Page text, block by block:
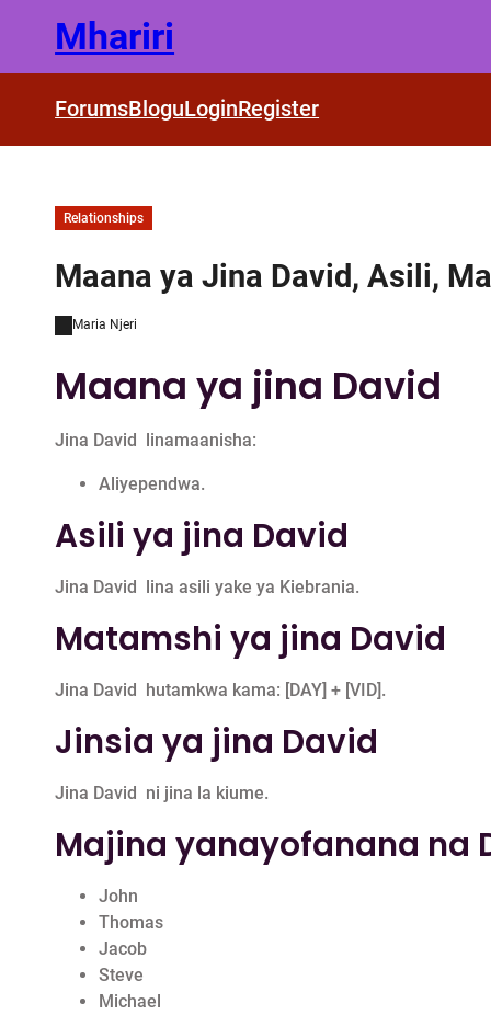
content
Mhariri
ForumsBloguLoginRegister
Relationships
Maana ya Jina David, Asili,
Maria Njeri
Maana ya jina David
Jina David linamaanisha:
Aliyependwa.
Asili ya jina David
Jina David lina asili yake ya Kiebrania.
Matamshi ya jina David
Jina David hutamkwa kama: [DAY] + [VID].
Jinsia ya jina David
Jina David ni jina la kiume.
Majina yanayofanana na
John
Thomas
Jacob
Steve
Michael